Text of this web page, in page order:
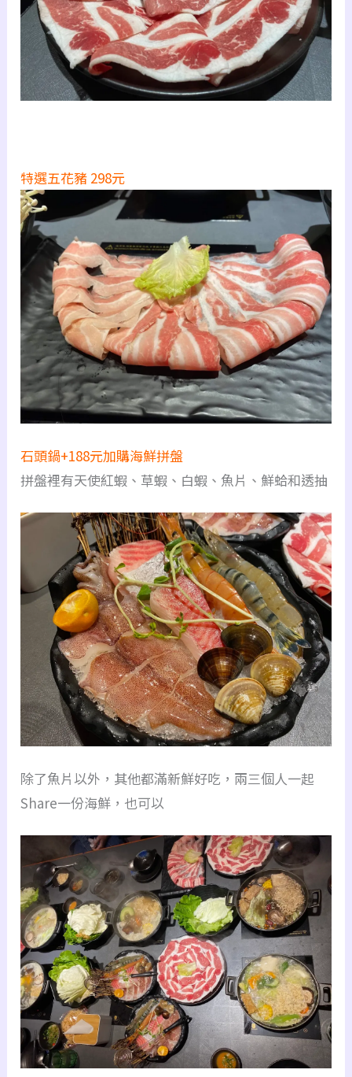
特選五花豬 298元
石頭鍋+188元加購海鮮拼盤
拼盤裡有天使紅蝦、草蝦、白蝦、魚片、鮮蛤和透抽
除了魚片以外，其他都滿新鮮好吃，兩三個人一起
Share一份海鮮，也可以